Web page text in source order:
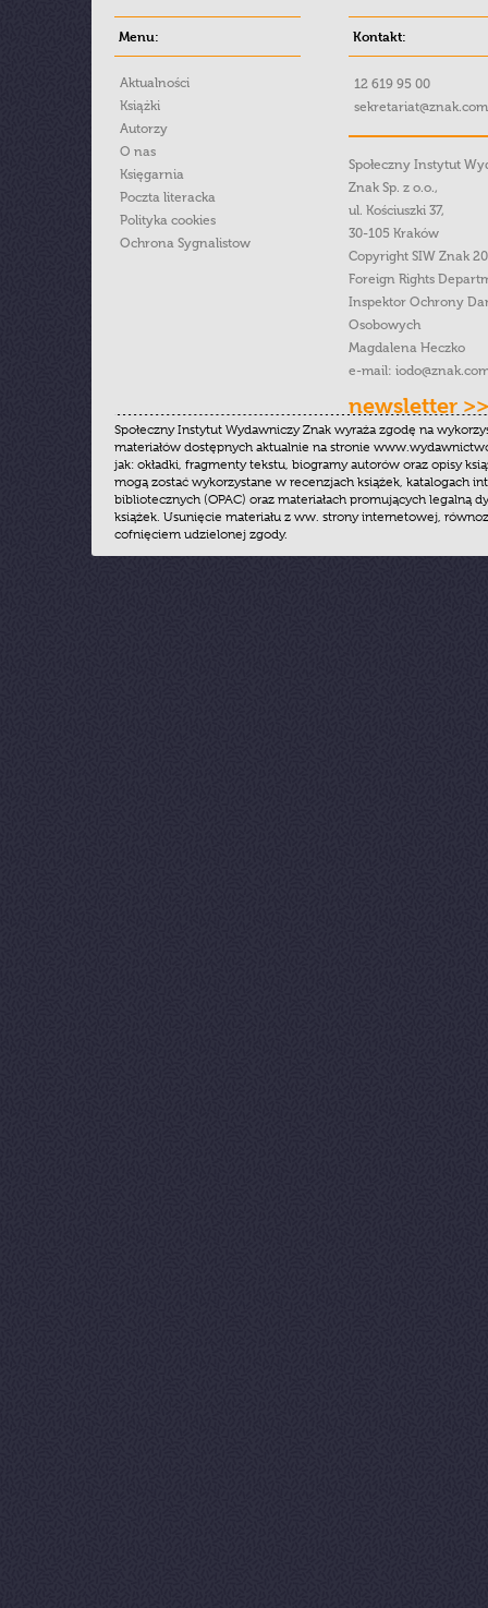
Menu:
Aktualności
Książki
Autorzy
O nas
Księgarnia
Poczta literacka
Polityka cookies
Ochrona Sygnalistow
Kontakt:
12 619 95 00
Społeczny Instytut
Znak Sp. z o.o.,
ul. Kościuszki 37,
30-105 Kraków
Copyright SIW Znak
Foreign Rights
Inspektor Ochrony
Osobowych
Magdalena Heczko
e-mail:
newsletter >>
Społeczny Instytut Wydawniczy Znak wyraża zgodę na
materiałów dostępnych aktualnie na stronie
jak: okładki, fragmenty tekstu, biogramy autorów oraz opisy
mogą zostać wykorzystane w recenzjach książek, katalogach
bibliotecznych (OPAC) oraz materiałach promujących legalną
książek. Usunięcie materiału z ww. strony internetowej,
cofnięciem udzielonej zgody.